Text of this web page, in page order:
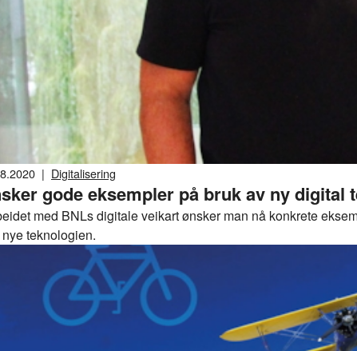
| Digitalisering
gode eksempler på bruk av ny digital
med BNLs digitale veikart ønsker man nå konkrete
teknologien.